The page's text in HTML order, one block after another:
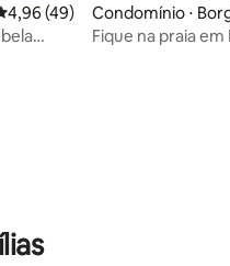
de uma avaliação média
4,96 (49)
Condomínio ⋅
Fique na praia